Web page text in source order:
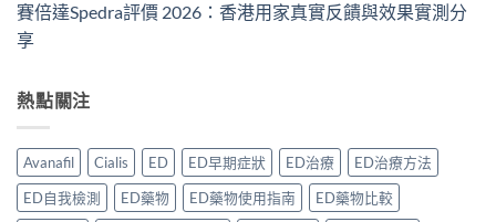
賽倍達Spedra評價 2026：香港用家真實反饋與效果實測分
享
熱點關注
Avanafil Cialis ED ED早期症狀 ED治療
ED治療方法
ED自我檢測
ED藥物 ED藥物使用指南
ED藥物比較